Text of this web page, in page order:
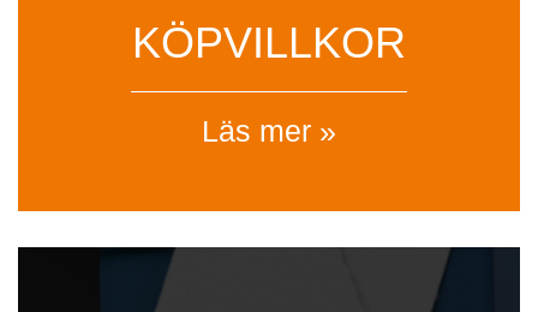
KÖPVILLKOR
Läs mer »